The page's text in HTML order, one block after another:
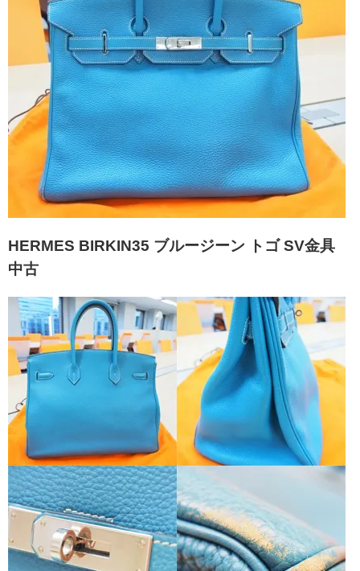
HERMES BIRKIN35 ブルージーン トゴ SV金具
中古